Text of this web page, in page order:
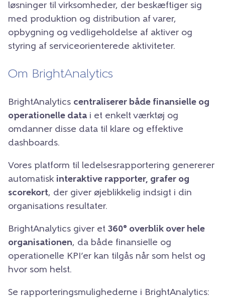
løsninger til virksomheder, der beskæftiger sig
med produktion og distribution af varer,
opbygning og vedligeholdelse af aktiver og
styring af serviceorienterede aktiviteter.
Om BrightAnalytics
BrightAnalytics centraliserer både finansielle og
operationelle data i et enkelt værktøj og
omdanner disse data til klare og effektive
dashboards.
Vores platform til ledelsesrapportering genererer
automatisk interaktive rapporter, grafer og
scorekort, der giver øjeblikkelig indsigt i din
organisations resultater.
BrightAnalytics giver et 360° overblik over hele
organisationen, da både finansielle og
operationelle KPI’er kan tilgås når som helst og
hvor som helst.
Se rapporteringsmulighederne i BrightAnalytics: